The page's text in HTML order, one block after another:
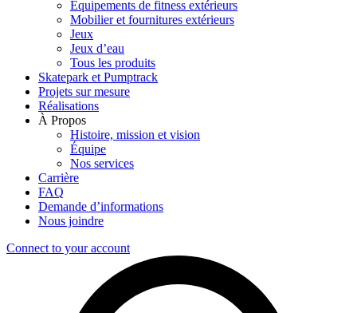
Équipements de fitness extérieurs
Mobilier et fournitures extérieurs
Jeux
Jeux d’eau
Tous les produits
Skatepark et Pumptrack
Projets sur mesure
Réalisations
À Propos
Histoire, mission et vision
Équipe
Nos services
Carrière
FAQ
Demande d’informations
Nous joindre
Connect to your account